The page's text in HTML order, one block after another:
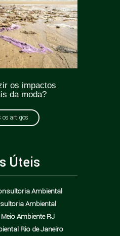
os impactos
da moda?
os artigos
Úteis
Ambiental
Ambiental
Ambiente RJ
Rio de Janeiro